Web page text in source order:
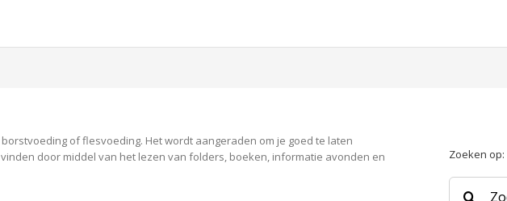
of flesvoeding. Het wordt aangeraden om je goed te laten
door middel van het lezen van folders, boeken, informatie avonden en
Zoeken op:
Zoeken